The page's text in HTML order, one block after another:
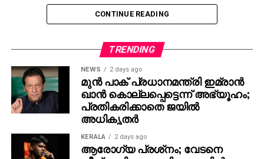
ജീവനക്കാരുമായി സംഘര്‍ഷം ശക്തമായി. പ്രതികളുടെ
സംഘം ആദ്യം ബാറില്‍ നിന്ന് പുറത്തുപോയെങ്കിലും,
വടിവാളുമായി തിരികെ എത്തി. തുടര്‍ന്ന് ബാര്‍
ജീവനക്കാര്‍ക്ക് മര്‍ദനമേല്‍ക്കുകയും അക്രമം
ആവര്‍ത്തിച്ച് അഞ്ചുതവണ വരെ തിരിച്ചെത്തി
ആക്രമണം നടത്തിയതായും ബാര്‍ ഉടമ നല്‍കിയ
പരാതിയില്‍ പറയുന്നു. വിദ്യാഭ്യാസ
ആവശ്യങ്ങള്‍ക്കായി എറണാകുളത്ത് എത്തിയവരാണ്
പ്രതികളെന്ന് പൊലീസ് കണ്ടെത്തിയിട്ടുണ്ട്.
സംഭവത്തില്‍ അലീനയുടെ കൈക്ക് പരുക്കേല്‍ക്കുകയും
CONTINUE READING
TRENDING
NEWS 2 days ago
മുന്‍ പാക് പ്രധാനമന്ത്രി ഇമ്രാന്‍
ഖാന്‍ കൊല്ലപ്പെട്ടെന്ന് അഭ്യൂഹം;
പ്രതികരിക്കാതെ ജയില്‍
അധികൃതര്‍
KERALA 2 days ago
ആരോഗ്യ പ്രശ്‌നം; വേടനെ